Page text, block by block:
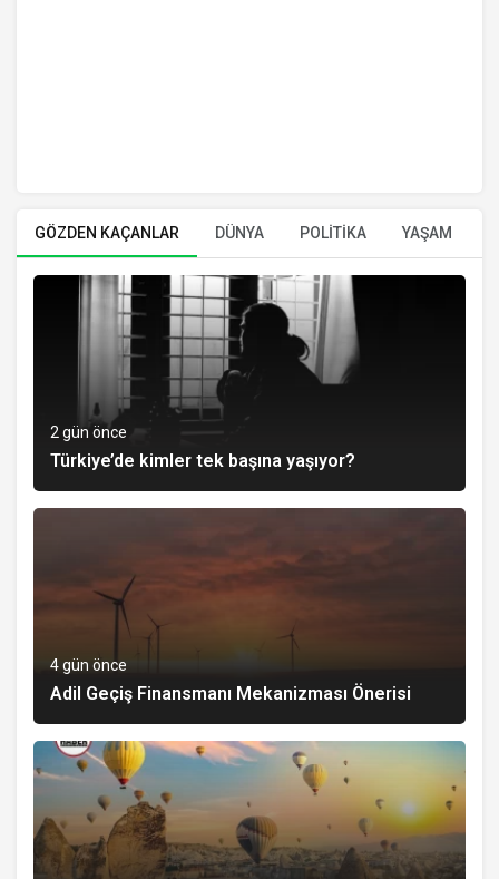
GÖZDEN KAÇANLAR DÜNYA POLİTİKA YAŞAM
2 gün önce
Türkiye’de kimler tek başına yaşıyor?
4 gün önce
Adil Geçiş Finansmanı Mekanizması Önerisi